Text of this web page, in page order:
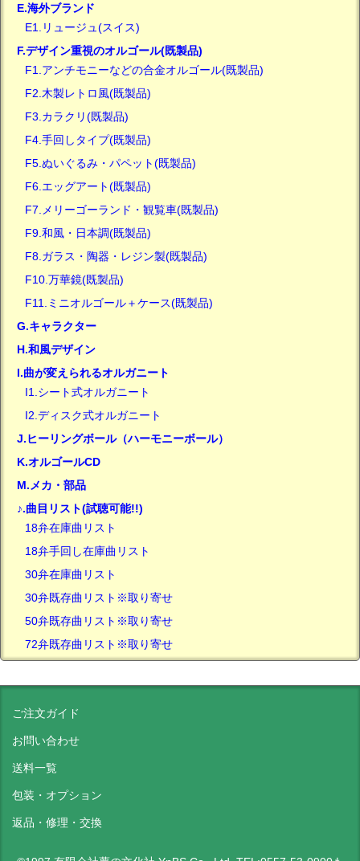
E.海外ブランド
E1.リュージュ(スイス)
F.デザイン重視のオルゴール(既製品)
F1.アンチモニーなどの合金オルゴール(既製品)
F2.木製レトロ風(既製品)
F3.カラクリ(既製品)
F4.手回しタイプ(既製品)
F5.ぬいぐるみ・パペット(既製品)
F6.エッグアート(既製品)
F7.メリーゴーランド・観覧車(既製品)
F9.和風・日本調(既製品)
F8.ガラス・陶器・レジン製(既製品)
F10.万華鏡(既製品)
F11.ミニオルゴール＋ケース(既製品)
G.キャラクター
H.和風デザイン
I.曲が変えられるオルガニート
I1.シート式オルガニート
I2.ディスク式オルガニート
J.ヒーリングボール（ハーモニーボール）
K.オルゴールCD
M.メカ・部品
♪.曲目リスト(試聴可能!!)
18弁在庫曲リスト
18弁手回し在庫曲リスト
30弁在庫曲リスト
30弁既存曲リスト※取り寄せ
50弁既存曲リスト※取り寄せ
72弁既存曲リスト※取り寄せ
ご注文ガイド
お問い合わせ
送料一覧
包装・オプション
返品・修理・交換